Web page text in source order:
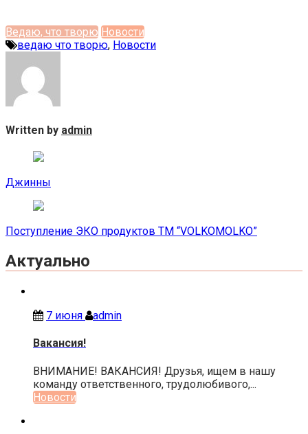
Ведаю, что творю Новости
ведаю что творю, Новости
Written by admin
Навигация
по
записям
Джинны
Поступление ЭКО продуктов ТМ “VOLKOMOLKO”
Актуально
7 июня admin
Вакансия!
ВНИМАНИЕ! ВАКАНСИЯ! Друзья, ищем в нашу
команду ответственного, трудолюбивого,...
Новости